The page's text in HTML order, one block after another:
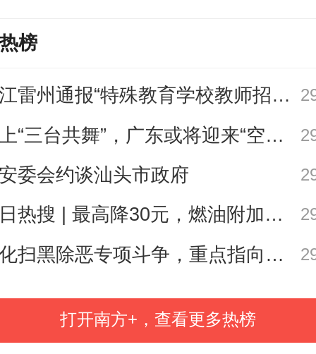
前列”总目标，扎实推进省委
技互促双强深入推进，“百县千镇
展工程”初见成效，绿美广东生态
质量持续改善，海洋强省建设
化强省建设展现新貌，民生福祉
国式现代化的广东实践迈出新的
东的每一分成绩、每一点进步，
心关怀、指导指引的结果；面向
榜
湛江雷州通报“特殊教育学校教师招聘存在违规行为”
海上“三台共舞”，广东或将迎来“空调外机” | 天气早知道
委会约谈汕头市政府
今日热搜 | 最高降30元，燃油附加费今起下调
深化扫黑除恶专项斗争，重点指向这些黑恶势力
打开南方+，查看更多热榜